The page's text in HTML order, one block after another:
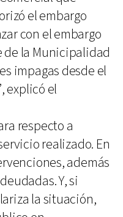
el embargo
con el embargo
de la Municipalidad
impagas desde el
explicó el
respecto a
realizado. En
además
Y, si
la situación,